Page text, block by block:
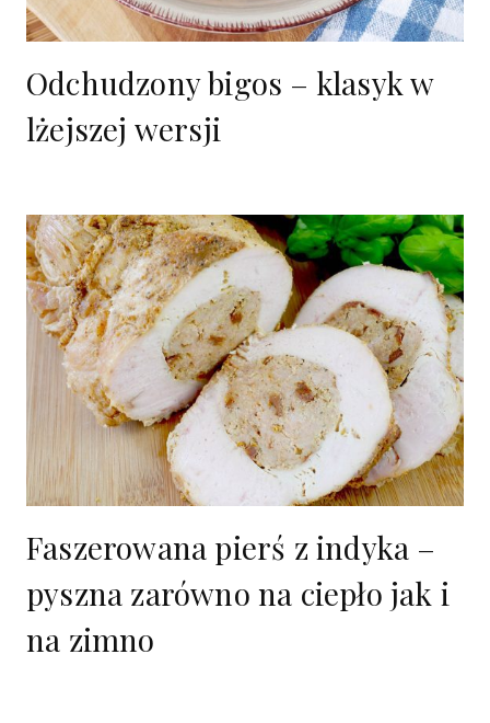
Odchudzony bigos – klasyk w
lżejszej wersji
Faszerowana pierś z indyka –
pyszna zarówno na ciepło jak i
na zimno